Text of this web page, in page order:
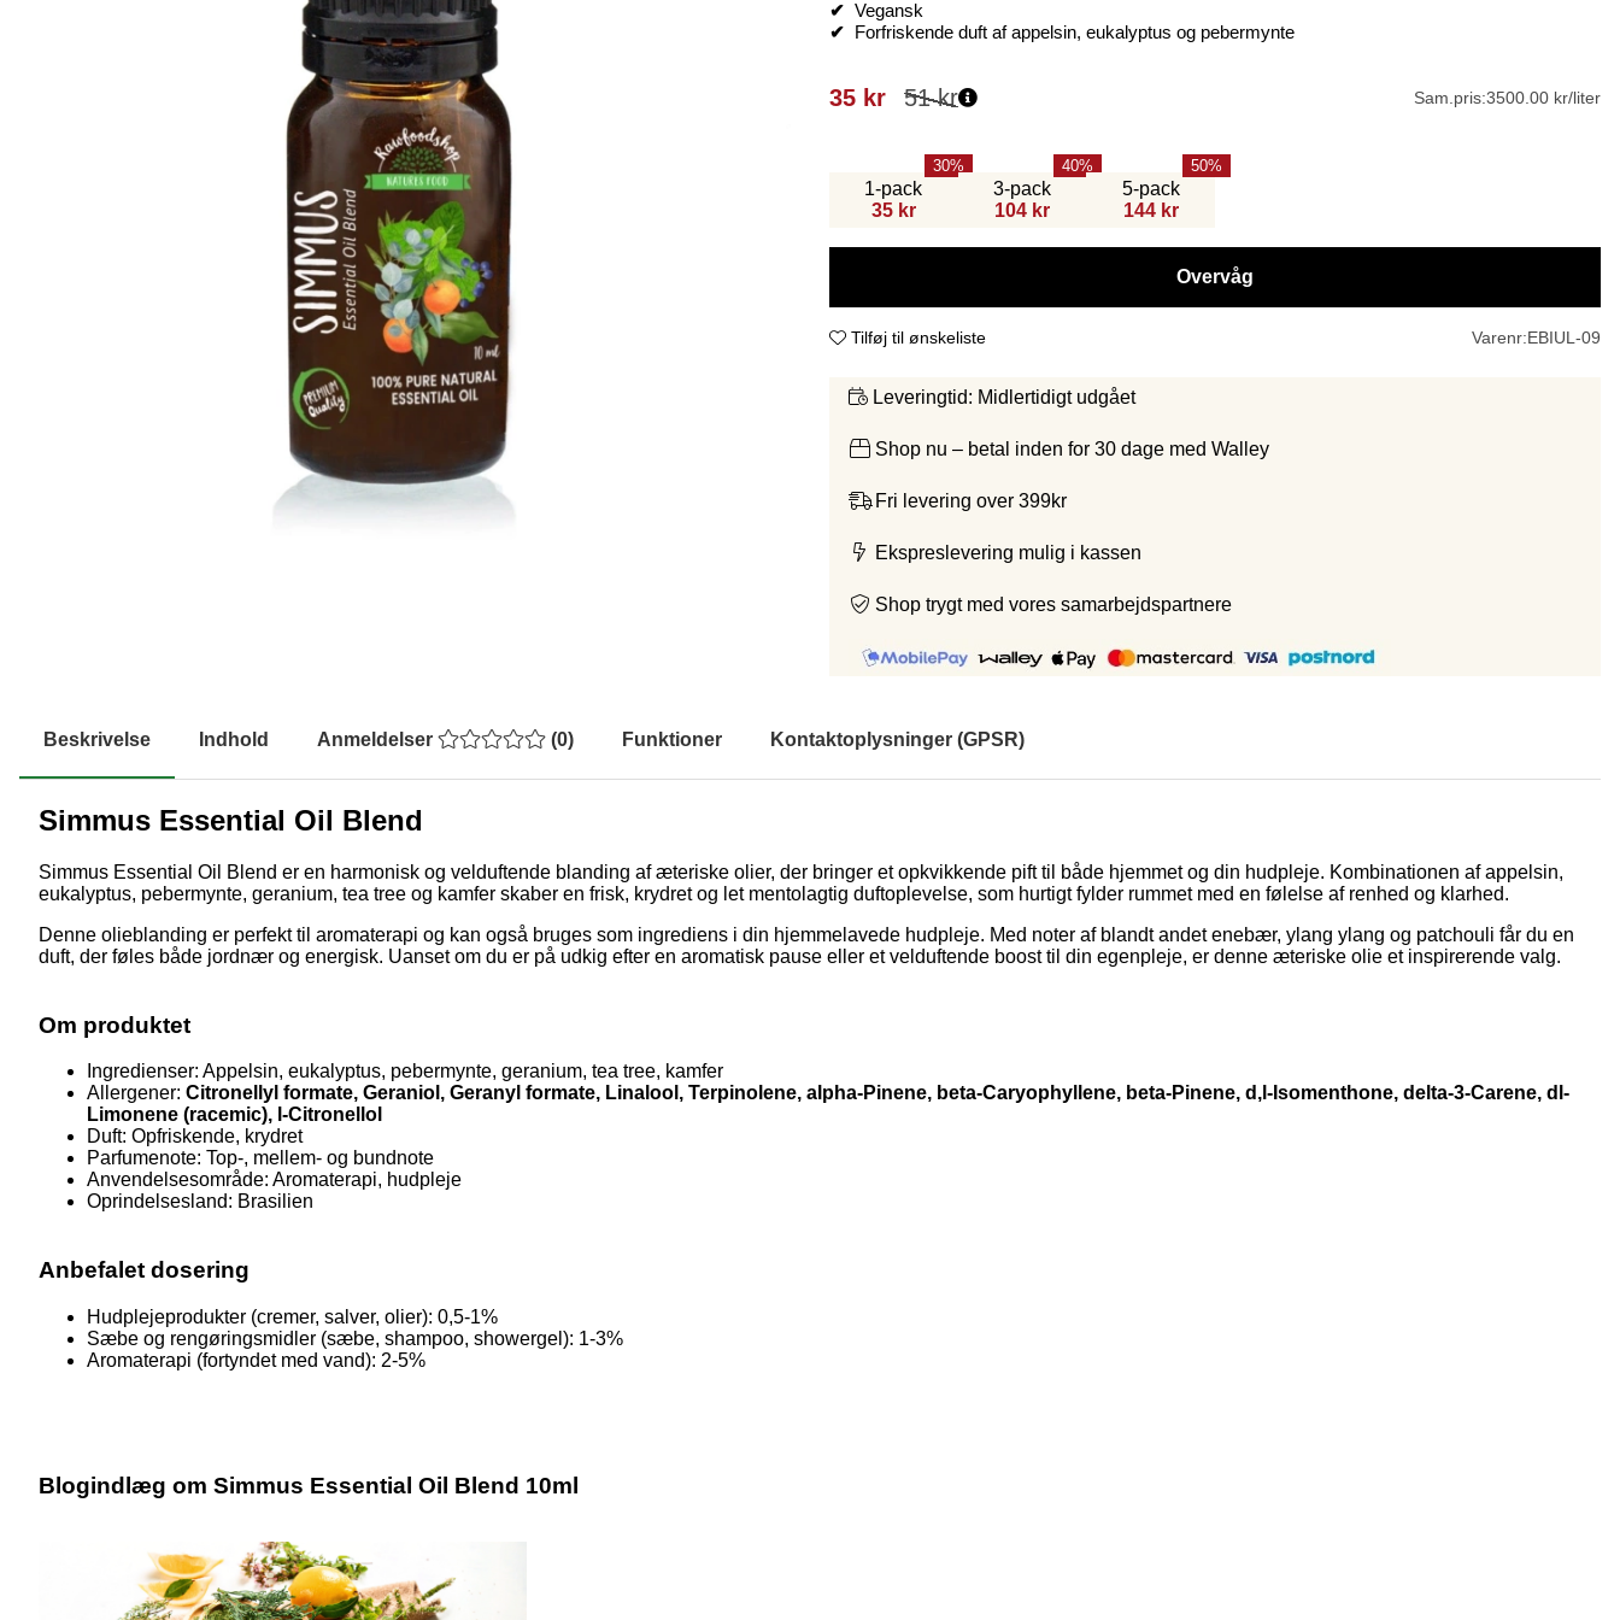
✔ Vegansk
✔ Forfriskende duft af appelsin, eukalyptus og pebermynte
51kr
35 kr Sam.pris:3500.00 kr/liter
1-pack
35 kr
30
3-pack
104 kr
40
5-pack
144 kr
50
Overvåg
Tilføj til ønskeliste Varenr:EBIUL-09
Leveringtid: Midlertidigt udgået
Shop nu – betal inden for 30 dage med Walley
Fri levering over 399kr
Ekspreslevering mulig i kassen
Shop trygt med vores samarbejdspartnere
Beskrivelse Indhold Anmeldelser (0) Funktioner Kontaktoplysninger (GPSR)
Simmus Essential Oil Blend
Simmus Essential Oil Blend er en harmonisk og velduftende blanding af æteriske olier, der bringer et opkvikkende pift til både hjemmet og din hudpleje. Kombinationen af appelsin,
eukalyptus, pebermynte, geranium, tea tree og kamfer skaber en frisk, krydret og let mentolagtig duftoplevelse, som hurtigt fylder rummet med en følelse af renhed og klarhed.
Denne olieblanding er perfekt til aromaterapi og kan også bruges som ingrediens i din hjemmelavede hudpleje. Med noter af blandt andet enebær, ylang ylang og patchouli får du en
duft, der føles både jordnær og energisk. Uanset om du er på udkig efter en aromatisk pause eller et velduftende boost til din egenpleje, er denne æteriske olie et inspirerende valg.
Om produktet
Ingredienser: Appelsin, eukalyptus, pebermynte, geranium, tea tree, kamfer
Allergener: Citronellyl formate, Geraniol, Geranyl formate, Linalool, Terpinolene, alpha-Pinene, beta-Caryophyllene, beta-Pinene, d,l-Isomenthone, delta-3-Carene, dl-
Limonene (racemic), l-Citronellol
Duft: Opfriskende, krydret
Parfumenote: Top-, mellem- og bundnote
Anvendelsesområde: Aromaterapi, hudpleje
Oprindelsesland: Brasilien
Anbefalet dosering
Hudplejeprodukter (cremer, salver, olier): 0,5-1%
Sæbe og rengøringsmidler (sæbe, shampoo, showergel): 1-3%
Aromaterapi (fortyndet med vand): 2-5%
Blogindlæg om Simmus Essential Oil Blend 10ml